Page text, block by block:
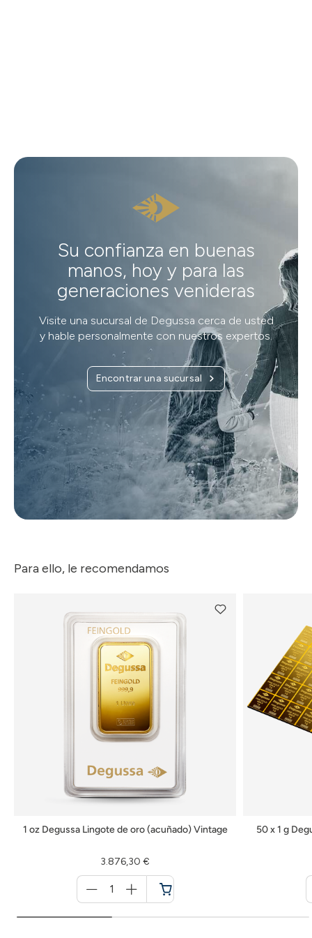
Su confianza en buenas
manos, hoy y para las
generaciones venideras
Visite una sucursal de Degussa cerca de usted
y hable personalmente con nuestros expertos.
Encontrar una sucursal
Para ello, le recomendamos
1 oz Degussa Lingote de oro (acuñado) Vintage
3.876,30 €
für
Cesta
de
50 x 1 g